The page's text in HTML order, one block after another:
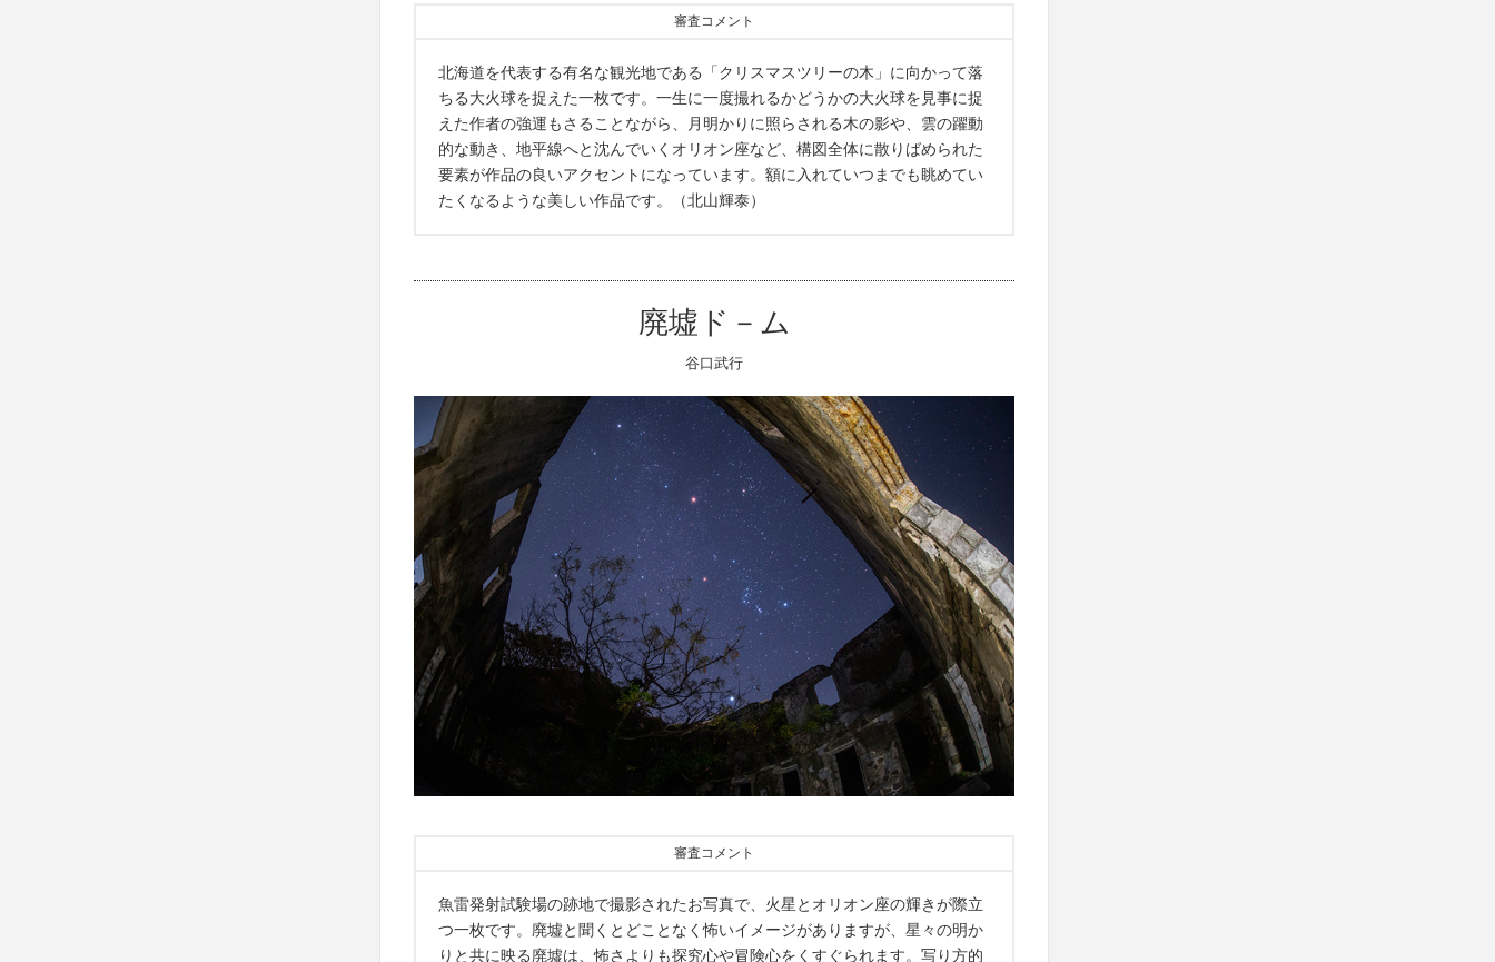
審査コメント
北海道を代表する有名な観光地である「クリスマスツリーの木」に向かって落
ちる大火球を捉えた一枚です。一生に一度撮れるかどうかの大火球を見事に捉
えた作者の強運もさることながら、月明かりに照らされる木の影や、雲の躍動
的な動き、地平線へと沈んでいくオリオン座など、構図全体に散りばめられた
要素が作品の良いアクセントになっています。額に入れていつまでも眺めてい
たくなるような美しい作品です。（北山輝泰）
廃墟ド－ム
谷口武行
審査コメント
魚雷発射試験場の跡地で撮影されたお写真で、火星とオリオン座の輝きが際立
つ一枚です。廃墟と聞くとどことなく怖いイメージがありますが、星々の明か
りと共に映る廃墟は、怖さよりも探究心や冒険心をくすぐられます。写り方的